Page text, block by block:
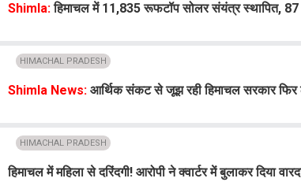
Shimla:हिमाचल में 11,835 रूफटॉप सोलर संयंत्र स्थापित, 87
HIMACHAL PRADESH
Shimla News: आर्थिक संकट से जूझ रही हिमाचल सरकार फिर
HIMACHAL PRADESH
हिमाचल में महिला से दरिंदगी! आरोपी ने क्वार्टर में बुलाकर दिया